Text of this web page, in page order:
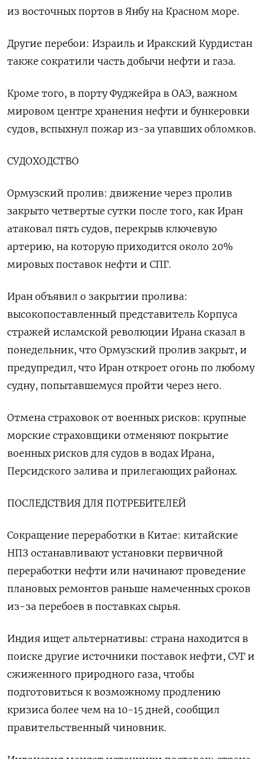
из восточных портов в Янбу на Красном море.
Другие перебои: Израиль и Иракский Курдистан
также сократили часть добычи нефти и газа.
Кроме того, в порту Фуджейра ​в ОАЭ, важном
мировом ​центре хранения нефти и бункеровки
‌судов, вспыхнул пожар из-за упавших обломков.
СУДОХОДСТВО
Ормузский пролив: движение через пролив
закрыто четвертые сутки после того, как ​Иран
атаковал пять судов, перекрыв ключевую
артерию, на которую приходится около 20%
мировых поставок нефти и СПГ.
Иран объявил о закрытии пролива:
высокопоставленный представитель Корпуса
стражей исламской революции Ирана сказал в
понедельник, что Ормузский пролив закрыт, и
предупредил, что Иран откроет огонь по любому
судну, попытавшемуся пройти через него.
Отмена страховок от военных рисков: крупные
морские страховщики отменяют покрытие
военных рисков для судов в водах Ирана,
Персидского залива и прилегающих районах.
ПОСЛЕДСТВИЯ ДЛЯ ​ПОТРЕБИТЕЛЕЙ
Сокращение переработки в Китае: китайские
⁠НПЗ останавливают установки первичной
переработки нефти или начинают проведение
плановых ремонтов раньше намеченных сроков
из-за перебоев в поставках сырья.
Индия ищет альтернативы: страна находится ‌в
поиске другие источники поставок нефти, СУГ и
сжиженного природного газа, чтобы
подготовиться к возможному ‌продлению
кризиса более чем на 10-15 дней, сообщил
правительственный чиновник.